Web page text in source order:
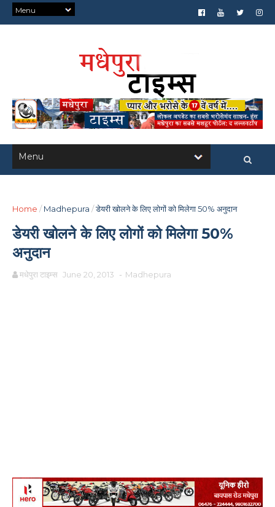
Home / Madhepura /डेयरी खोलने के लिए लोगों को मिलेगा 50% अनुदान
डेयरी खोलने के लिए लोगों को मिलेगा 50%
अनुदान
मधेपुरा टाइम्स June 20, 2013 - Madhepura